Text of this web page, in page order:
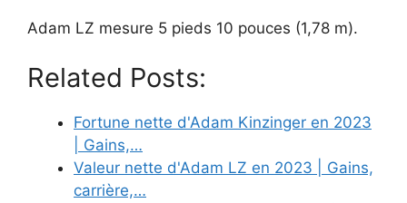
Adam LZ mesure 5 pieds 10 pouces (1,78 m).
Related Posts:
Fortune nette d'Adam Kinzinger en 2023
| Gains,…
Valeur nette d'Adam LZ en 2023 | Gains,
carrière,…